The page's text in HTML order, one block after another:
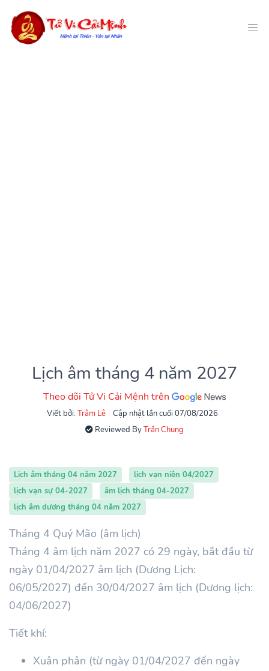
Lịch âm tháng 4 năm 2027
Theo dõi Tử Vi Cải Mệnh trên
Viết bởi: Trâm Lê
Cập nhật lần cuối 07/08/2026
Reviewed ByTrần Chung
Lịch âm tháng 04 năm 2027
lịch vạn niên 04/2027
lịch vạn sự 04-2027
âm lịch tháng 04-2027
lịch âm dương tháng 04 năm 2027
Tháng 4 Quý Mão (âm lịch)
Tháng 4 âm lịch năm 2027 có 29 ngày, bắt đầu từ
ngày 01/04/2027 âm lịch (Dương Lịch:
06/05/2027) đến 30/04/2027 âm lịch (Dương lịch:
04/06/2027)
Tiết khí:
Xuân phân (từ ngày 01/04/2027 đến ngày